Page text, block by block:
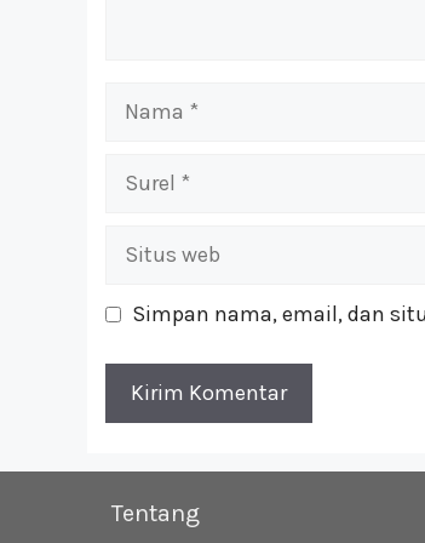
Nama
Surel
Situs
Simpan nama, email, dan
Tentang